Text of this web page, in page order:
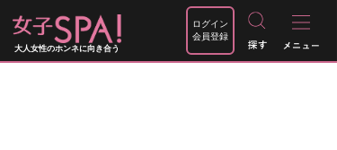
大人女性のホンネに向き合う
ログイン
会員登録